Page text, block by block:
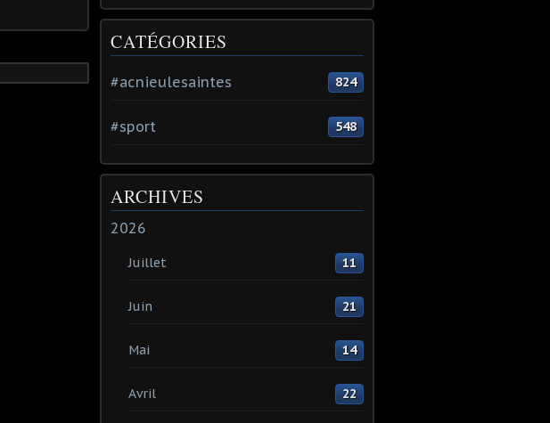
CATÉGORIES
#acnieulesaintes 824
#sport 548
ARCHIVES
2026
Juillet 11
Juin 21
Mai 14
Avril 22